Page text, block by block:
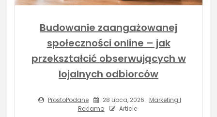
Budowanie zaangażowanej
społeczności online – jak
przekształcić obserwujących w
lojalnych odbiorców
ProstoPodane 28 Lipca, 2026
Marketing I
Reklama
Article